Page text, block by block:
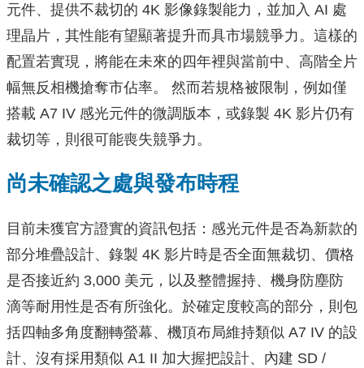
元件、提供不裁切的 4K 影像錄製能力，並加入 AI 處
理晶片，其性能有望顯著提升而具市場競爭力。這樣的
配置若實現，將能在未來的四年裡與當前中、高階全片
幅無反相機搶奪市佔率。 然而若規格被限制，例如僅
搭載 A7 IV 感光元件的微調版本，或錄製 4K 影片仍有
裁切等，則很可能喪失競爭力。
尚未確認之處與發布時程
目前未獲官方證實的資訊包括：感光元件是否為新款的
部分堆疊設計、錄製 4K 影片時是否全面無裁切、價格
是否接近約 3,000 美元，以及整體握持、機身防塵防
滴等耐用性是否有所強化。於確定度較高的部分，則包
括四軸多角度翻轉螢幕、機頂布局維持類似 A7 IV 的設
計、沒有採用類似 A1 II 加大握把設計、內建 SD /